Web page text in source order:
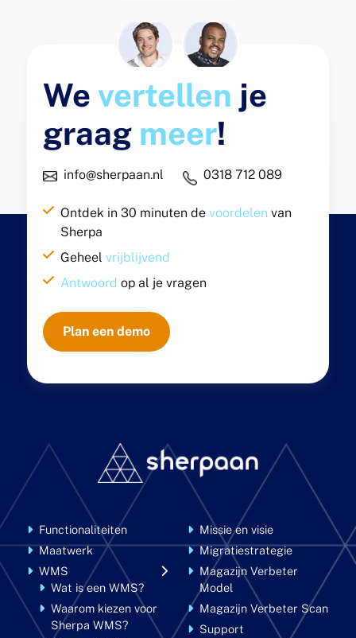
Wevertellen je
graag meer!
info@sherpaan.nl 0318 712 089
Ontdek in 30 minuten devoordelen van
Sherpa
Geheelvrijblijvend
Antwoord op al je vragen
Plan een demo
Functionaliteiten
Maatwerk
WMS
Wat is een WMS?
Waarom kiezen voor
Sherpa WMS?
Missie en visie
Migratiestrategie
Magazijn Verbeter
Model
Magazijn Verbeter Scan
Support